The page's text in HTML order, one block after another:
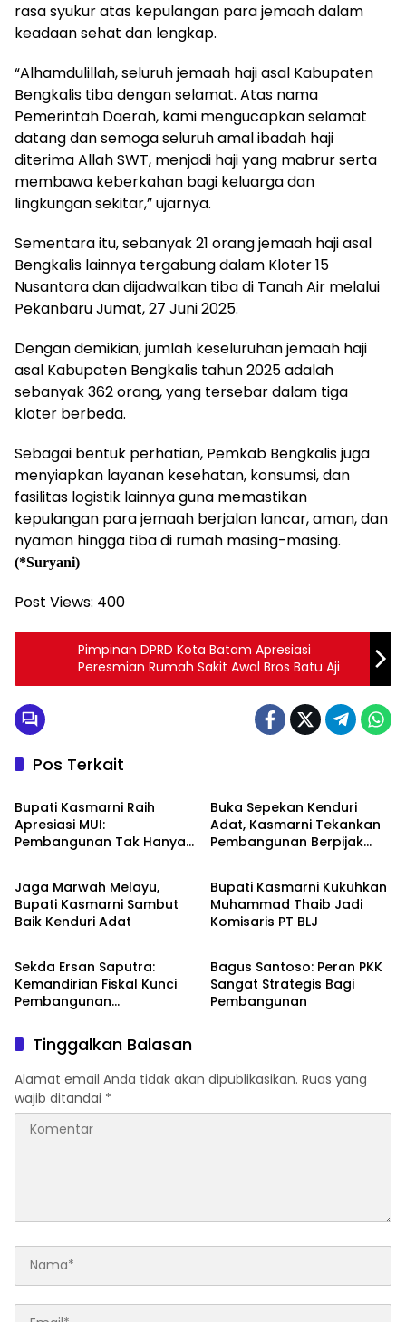
rasa syukur atas kepulangan para jemaah dalam
keadaan sehat dan lengkap.
“Alhamdulillah, seluruh jemaah haji asal Kabupaten
Bengkalis tiba dengan selamat. Atas nama
Pemerintah Daerah, kami mengucapkan selamat
datang dan semoga seluruh amal ibadah haji
diterima Allah SWT, menjadi haji yang mabrur serta
membawa keberkahan bagi keluarga dan
lingkungan sekitar,” ujarnya.
Sementara itu, sebanyak 21 orang jemaah haji asal
Bengkalis lainnya tergabung dalam Kloter 15
Nusantara dan dijadwalkan tiba di Tanah Air melalui
Pekanbaru Jumat, 27 Juni 2025.
Dengan demikian, jumlah keseluruhan jemaah haji
asal Kabupaten Bengkalis tahun 2025 adalah
sebanyak 362 orang, yang tersebar dalam tiga
kloter berbeda.
Sebagai bentuk perhatian, Pemkab Bengkalis juga
menyiapkan layanan kesehatan, konsumsi, dan
fasilitas logistik lainnya guna memastikan
kepulangan para jemaah berjalan lancar, aman, dan
nyaman hingga tiba di rumah masing-masing.
(*Suryani)
Post Views: 400
Pimpinan DPRD Kota Batam Apresiasi
Peresmian Rumah Sakit Awal Bros Batu Aji
Pos Terkait
Bengkalis
Bupati Kasmarni Raih
Apresiasi MUI:
Pembangunan Tak Hanya
Buka Sepekan Kenduri
Adat, Kasmarni Tekankan
Pembangunan Berpijak
Bengkalis
Jaga Marwah Melayu,
Bupati Kasmarni Sambut
Baik Kenduri Adat
Bengkalis
Bupati Kasmarni Kukuhkan
Muhammad Thaib Jadi
Komisaris PT BLJ
Bengkalis
Sekda Ersan Saputra:
Kemandirian Fiskal Kunci
Pembangunan
Bengkalis
Bagus Santoso: Peran PKK
Sangat Strategis Bagi
Pembangunan
Tinggalkan Balasan
Alamat email Anda tidak akan dipublikasikan. Ruas yang
wajib ditandai *